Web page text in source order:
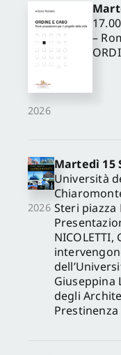
2026
–
2026
Martedì 15
Università
Steri piazza
Giuseppina
degli
Prestinenza